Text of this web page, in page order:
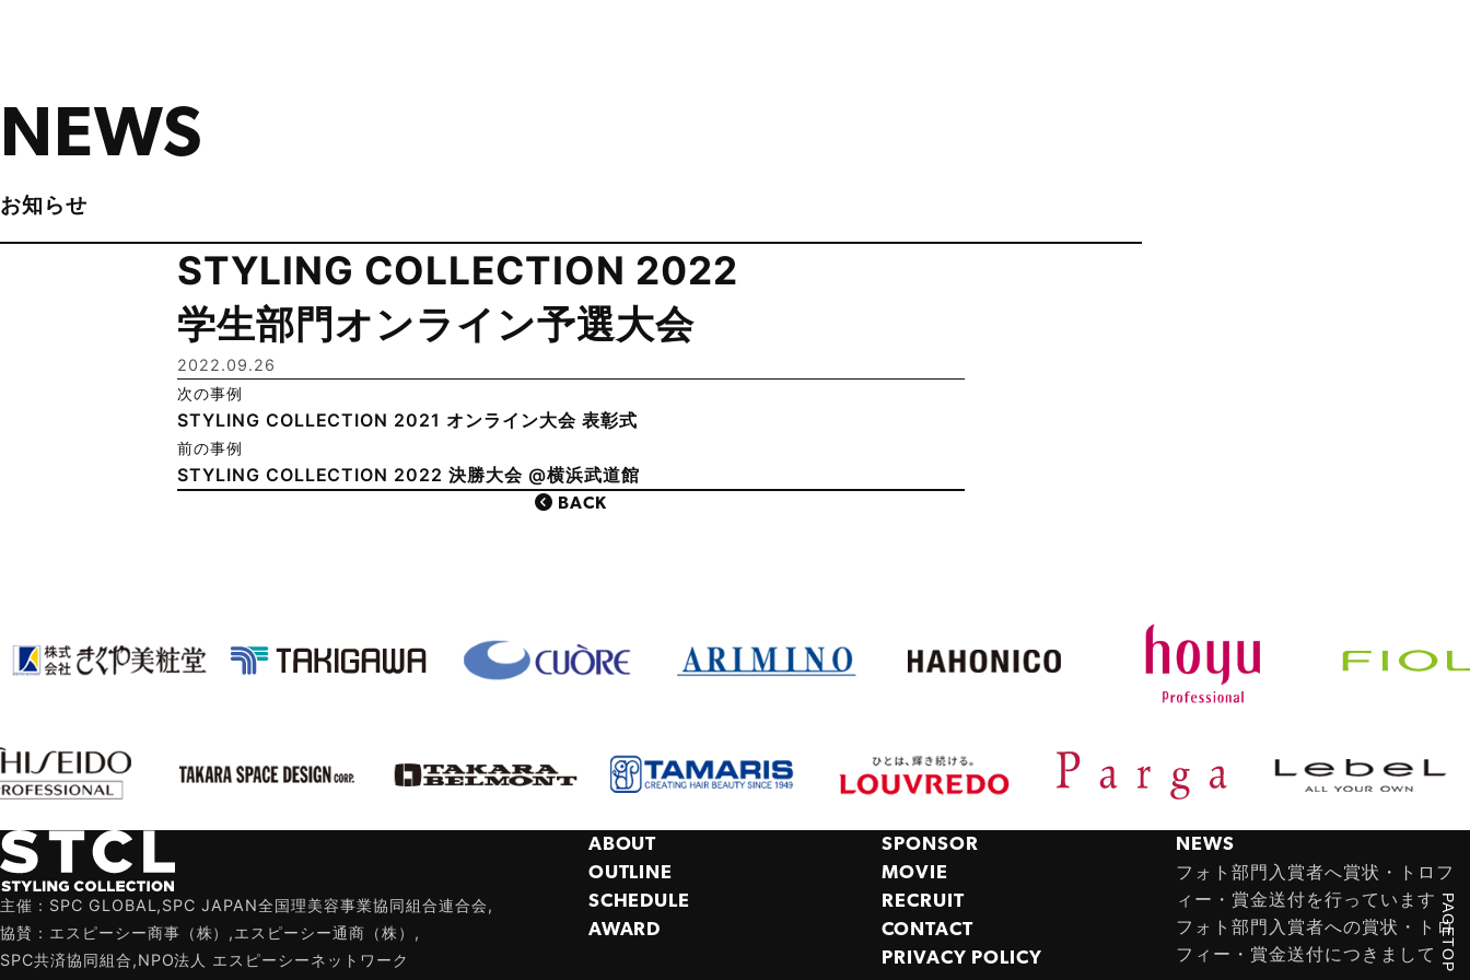
NEWS
お知らせ
STYLING COLLECTION 2022
学生部門オンライン予選大会
2022.09.26
次の事例
STYLING COLLECTION 2021 オンライン大会 表彰式
前の事例
STYLING COLLECTION 2022 決勝大会 @横浜武道館
BACK
主催：SPC GLOBAL,SPC JAPAN全国理美容事業協同組合連合会,
協賛：エスピーシー商事（株）,エスピーシー通商（株）,
SPC共済協同組合,NPO法人 エスピーシーネットワーク
ABOUT
OUTLINE
SCHEDULE
AWARD
SPONSOR
MOVIE
RECRUIT
CONTACT
PRIVACY POLICY
NEWS
フォト部門入賞者へ賞状・トロフ
ィー・賞金送付を行っています
フォト部門入賞者への賞状・トロ
フィー・賞金送付につきまして PAGETOP